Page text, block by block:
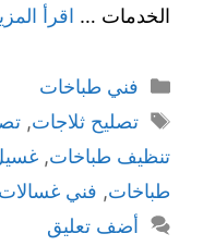
الخدمات … اقرأ
فني طباخات
تصليح ثلاجات,
تنظيف طباخات,
طباخات, فني غسالات
أضف تعليق